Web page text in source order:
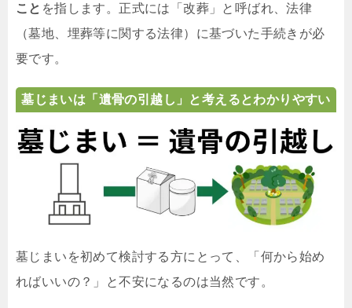
こと を指します。正式には「改葬」と呼ばれ、法律
（墓地、埋葬等に関する法律）に基づいた手続きが必
要です。
墓じまいは「遺骨の引越し」と考えるとわかりやすい
墓じまいを初めて検討する方にとって、「何から始め
ればいいの？」と不安になるのは当然です。